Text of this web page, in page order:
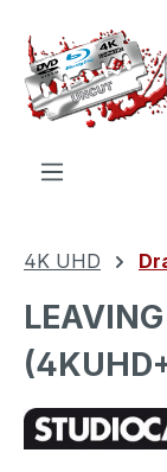
Zum Hauptinhalt
4K UHD